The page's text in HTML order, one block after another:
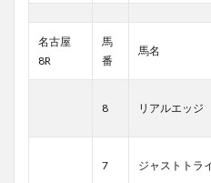
名古屋
8R
馬
番
馬名
8 リアルエッジ
7 ジャストトラ